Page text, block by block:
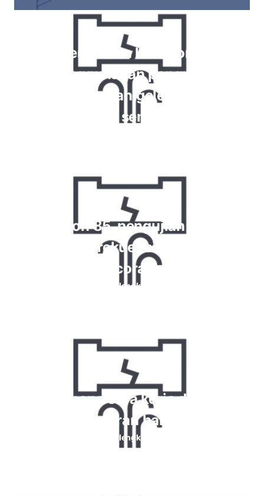
Memeriksa kebocoran
menggunakan pengukur,
perendaman gelembung,
pengujian semprot busa
Krypton 85, pengujian reaksi
kimia dan frekuensi tinggi untuk
kebocoran gas
Baca selengkapnya
Bagaimana cara kerja detektor
kebocoran halogen
Baca selengkapnya